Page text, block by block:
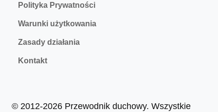
Polityka Prywatności
Warunki użytkowania
Zasady działania
Kontakt
© 2012-2026 Przewodnik duchowy. Wszystkie